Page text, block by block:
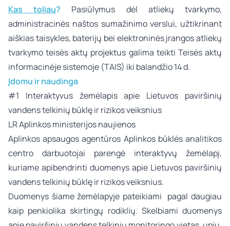
Kas toliau? Pasiūlymus dėl atliekų tvarkymo,
administracinės naštos sumažinimo verslui, užtikrinant
aiškias taisykles, baterijų bei elektroninės įrangos atliekų
tvarkymo teisės aktų projektus galima teikti Teisės aktų
informacinėje sistemoje (TAIS) iki balandžio 14 d.
Įdomu ir naudinga
#1 Interaktyvus žemėlapis apie Lietuvos paviršinių
vandens telkinių būklę ir rizikos veiksnius
LR Aplinkos ministerijos naujienos
Aplinkos apsaugos agentūros Aplinkos būklės analitikos
centro darbuotojai parengė interaktyvų žemėlapį,
kuriame apibendrinti duomenys apie Lietuvos paviršinių
vandens telkinių būklę ir rizikos veiksnius.
Duomenys šiame žemėlapyje pateikiami pagal daugiau
kaip penkiolika skirtingų rodiklių. Skelbiami duomenys